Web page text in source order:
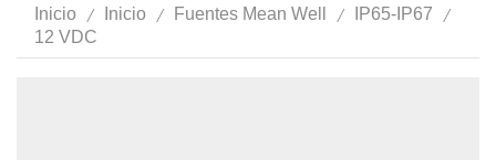
Inicio / Inicio / Fuentes Mean Well / IP65-IP67 /
12 VDC